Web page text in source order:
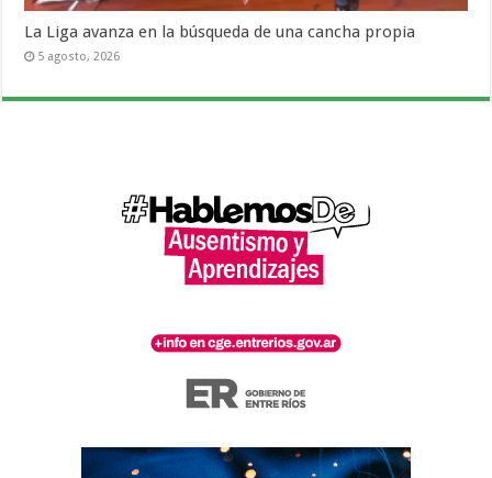
La Liga avanza en la búsqueda de una cancha propia
5 agosto, 2026